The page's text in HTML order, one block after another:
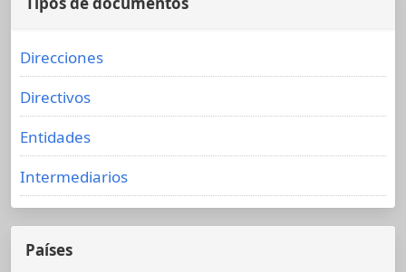
Direcciones
Directivos
Entidades
Intermediarios
Países